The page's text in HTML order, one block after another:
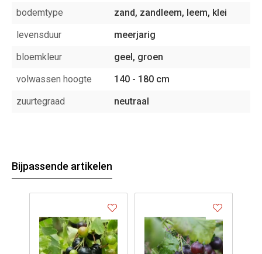
bodemtype
zand, zandleem, leem, klei
levensduur
meerjarig
bloemkleur
geel, groen
volwassen hoogte
140 - 180 cm
zuurtegraad
neutraal
Bijpassende artikelen